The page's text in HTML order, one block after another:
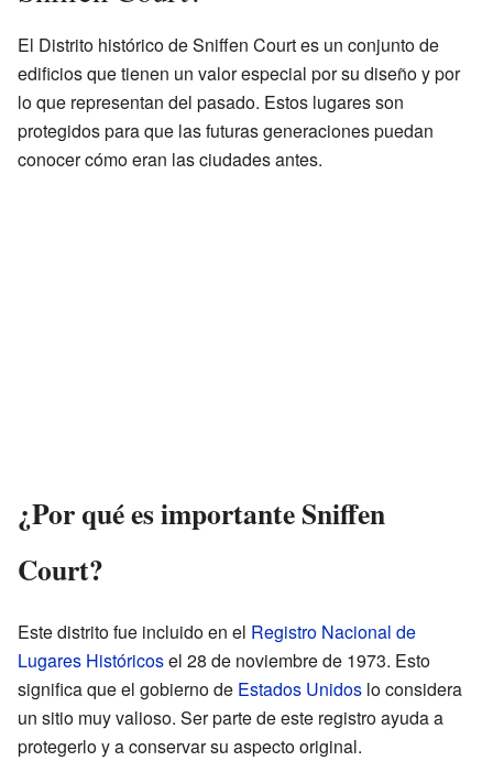
El Distrito histórico de Sniffen Court es un conjunto de
edificios que tienen un valor especial por su diseño y por
lo que representan del pasado. Estos lugares son
protegidos para que las futuras generaciones puedan
conocer cómo eran las ciudades antes.
¿Por qué es importante Sniffen
Court?
Este distrito fue incluido en el Registro Nacional de
Lugares Históricosel 28 de noviembre de 1973. Esto
significa que el gobierno de Estados Unidos lo considera
un sitio muy valioso. Ser parte de este registro ayuda a
protegerlo y a conservar su aspecto original.